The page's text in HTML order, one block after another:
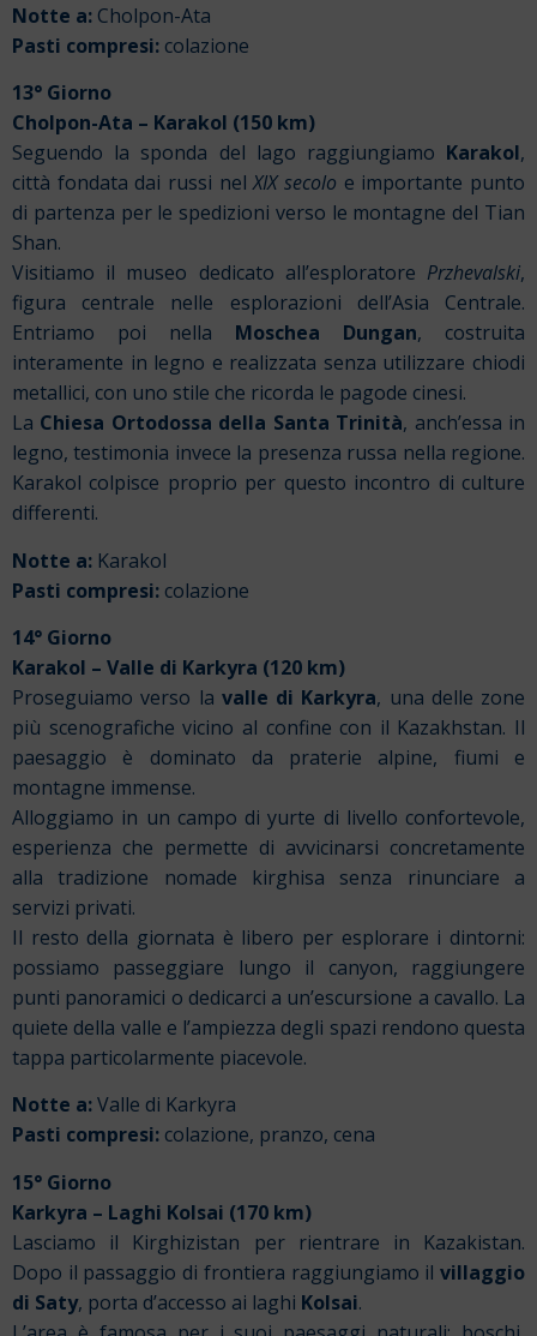
Notte a: Cholpon-Ata
Pasti compresi: colazione
13° Giorno
Cholpon-Ata – Karakol (150 km)
Seguendo la sponda del lago raggiungiamo Karakol,
città fondata dai russi nelXIX secolo e importante punto
di partenza per le spedizioni verso le montagne del Tian
Shan.
Visitiamo il museo dedicato all’esploratore Przhevalski,
figura centrale nelle esplorazioni dell’Asia Centrale.
Entriamo poi nella Moschea Dungan, costruita
interamente in legno e realizzata senza utilizzare chiodi
metallici, con uno stile che ricorda le pagode cinesi.
La Chiesa Ortodossa della Santa Trinità, anch’essa in
legno, testimonia invece la presenza russa nella regione.
Karakol colpisce proprio per questo incontro di culture
differenti.
Notte a: Karakol
Pasti compresi: colazione
14° Giorno
Karakol – Valle di Karkyra (120 km)
Proseguiamo verso la valle di Karkyra, una delle zone
più scenografiche vicino al confine con il Kazakhstan. Il
paesaggio è dominato da praterie alpine, fiumi e
montagne immense.
Alloggiamo in un campo di yurte di livello confortevole,
esperienza che permette di avvicinarsi concretamente
alla tradizione nomade kirghisa senza rinunciare a
servizi privati.
Il resto della giornata è libero per esplorare i dintorni:
possiamo passeggiare lungo il canyon, raggiungere
punti panoramici o dedicarci a un’escursione a cavallo. La
quiete della valle e l’ampiezza degli spazi rendono questa
tappa particolarmente piacevole.
Notte a:Valle di Karkyra
Pasti compresi: colazione, pranzo, cena
15° Giorno
Karkyra – Laghi Kolsai (170 km)
Lasciamo il Kirghizistan per rientrare in Kazakistan.
Dopo il passaggio di frontiera raggiungiamo il villaggio
di Saty, porta d’accesso ai laghi Kolsai.